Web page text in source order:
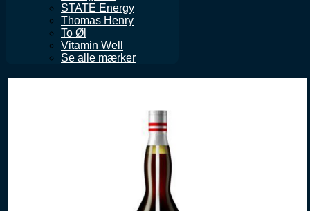
STATE Energy
Thomas Henry
To Øl
Vitamin Well
Se alle mærker